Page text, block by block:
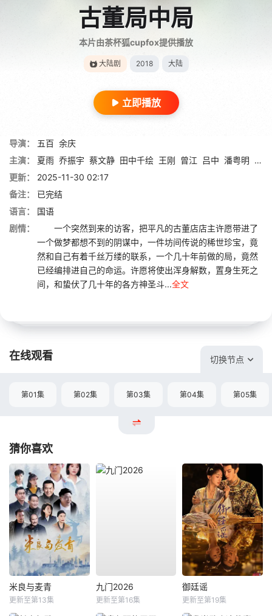
古董局中局
本片由茶杯狐cupfox提供播放
大陆剧 2018 大陆
立即播放
导演： 五百 余庆
主演：
夏雨 乔振宇 蔡文静 田中千绘 王刚 曾江 吕中 潘粤明 黄
更新：
2025-11-30 02:17
备注：
已完结
语言：
国语
剧情：
一个突然到来的访客，把平凡的古董店店主许愿带进了
一个做梦都想不到的阴谋中，一件坊间传说的稀世珍宝，竟
然和自己有着千丝万缕的联系，一个几十年前做的局，竟然
已经编排进自己的命运。许愿将使出浑身解数，置身生死之
间，和蛰伏了几十年的各方神圣斗...全文
在线观看 切换节点
第01集 第02集 第03集 第04集 第05集
猜你喜欢
米良与麦青
更新至第13集
九门2026
更新至第16集
御廷谣
更新至第19集